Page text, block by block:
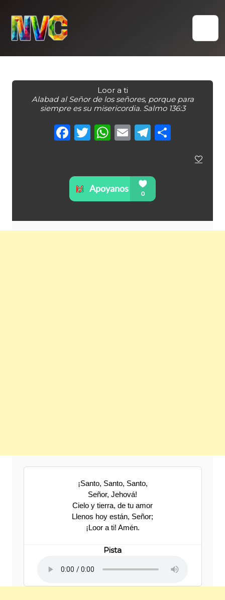
content
Loor a ti
Alabad al Señor de los señores, porque para
siempre es su misericordia. Salmo 136:3
Facebook
Twitter
WhatsApp
Email
¡Santo, Santo, Santo,
Señor, Jehová!
Cielo y tierra, de tu amor
Llenos hoy están, Señor;
¡Loor a ti! Amén.
Pista